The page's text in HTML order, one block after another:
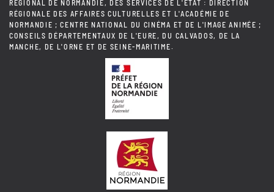
RÉGIONAL DE NORMANDIE, DES SERVICES DE L'ÉTAT : DIRECTION
RÉGIONALE DES AFFAIRES CULTURELLES ET L'ACADÉMIE DE
NORMANDIE ; CENTRE NATIONAL DU CINÉMA ET DE L'IMAGE ANIMÉE ;
CONSEILS DÉPARTEMENTAUX DE L'EURE, DU CALVADOS, DE LA
MANCHE, DE L'ORNE ET DE SEINE-MARITIME.